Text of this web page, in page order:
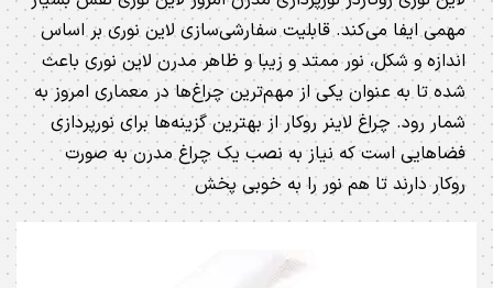
مهمی ایفا می‌کند. قابلیت سفارشی‌سازی لاین نوری بر اساس
اندازه و شکل، نور ممتد و زیبا و ظاهر مدرن لاین نوری باعث
شده تا به عنوان یکی از مهم‌ترین چراغ‌ها در معماری امروز به
شمار رود. چراغ لاینر روکار از بهترین گزینه‌ها برای نورپردازی
فضاهایی است که نیاز به نصب یک چراغ مدرن به صورت
روکار دارند تا هم نور را به خوبی پخش